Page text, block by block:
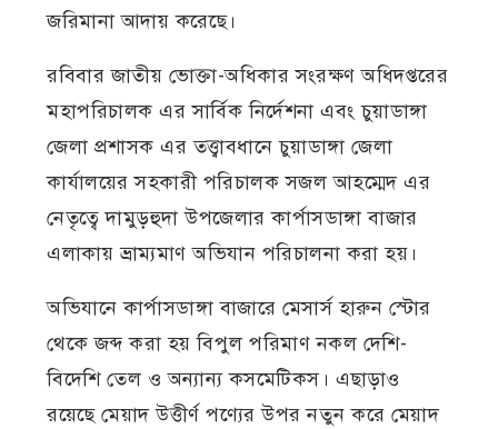
জরিমানা আদায় করেছে।
রবিবার জাতীয় ভোক্তা-অধিকার সংরক্ষণ অধিদপ্তরের
মহাপরিচালক এর সার্বিক নির্দেশনা এবং চুয়াডাঙ্গা
জেলা প্রশাসক এর তত্ত্বাবধানে চুয়াডাঙ্গা জেলা
কার্যালয়ের সহকারী পরিচালক সজল আহম্মেদ এর
নেতৃত্বে দামুড়হুদা উপজেলার কার্পাসডাঙ্গা বাজার
এলাকায় ভ্রাম্যমাণ অভিযান পরিচালনা করা হয়।
অভিযানে কার্পাসডাঙ্গা বাজারে মেসার্স হারুন স্টোর
থেকে জব্দ করা হয় বিপুল পরিমাণ নকল দেশি-
বিদেশি তেল ও অন্যান্য কসমেটিকস। এছাড়াও
রয়েছে মেয়াদ উত্তীর্ণ পণ্যের উপর নতুন করে মেয়াদ